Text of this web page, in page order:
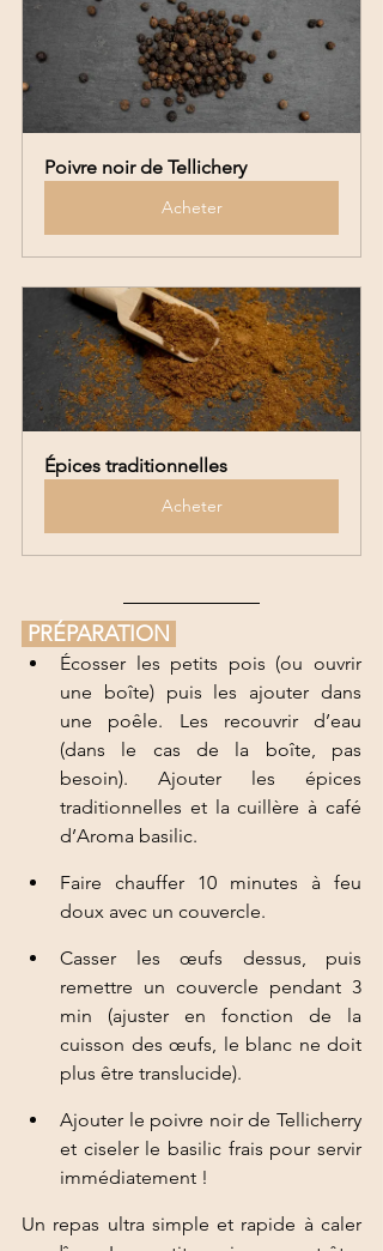
Poivre noir de Tellichery
Acheter
Épices traditionnelles
Acheter
PRÉPARATION
Écosser les petits pois (ou ouvrir
une boîte) puis les ajouter dans
une poêle. Les recouvrir d’eau
(dans le cas de la boîte, pas
besoin). Ajouter les épices
traditionnelles et la cuillère à café
d’Aroma basilic.
Faire chauffer 10 minutes à feu
doux avec un couvercle.
Casser les œufs dessus, puis
remettre un couvercle pendant 3
min (ajuster en fonction de la
cuisson des œufs, le blanc ne doit
plus être translucide).
Ajouter le poivre noir de Tellicherry
et ciseler le basilic frais pour servir
immédiatement !
Un repas ultra simple et rapide à caler